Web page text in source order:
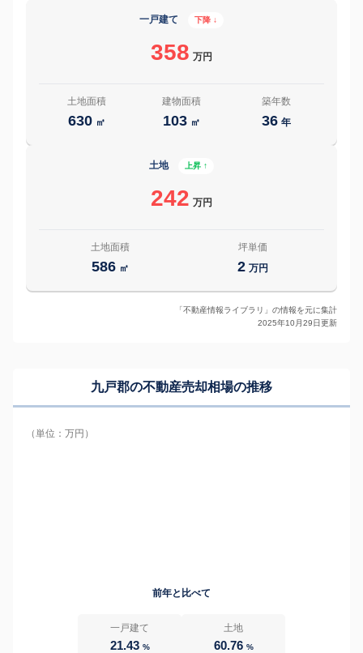
一戸建て 下降 ↓
358 万円
土地面積
630 ㎡
建物面積
103 ㎡
築年数
36 年
土地 上昇 ↑
242 万円
土地面積
586 ㎡
坪単価
2 万円
「不動産情報ライブラリ」の情報を元に集計
2025年10月29日更新
九戸郡の不動産売却相場の推移
（単位：万円）
前年と比べて
一戸建て
21.43 %
土地
60.76 %